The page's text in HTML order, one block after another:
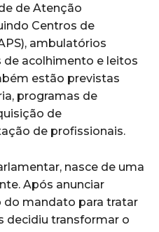
de Atenção
Centros de
ambulatórios
de acolhimento e leitos
estão previstas
programas de
de
de profissionais.
nasce de uma
Após anunciar
mandato para tratar
decidiu transformar o